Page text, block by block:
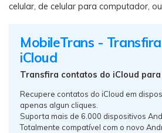
celular, de celular para computador,
MobileTrans -
iCloud
Transfira contatos do iCloud
Recupere contatos do iCloud em
apenas algun cliques.
Suporta mais de 6.000 dispositivos
Totalmente compatível com o novo